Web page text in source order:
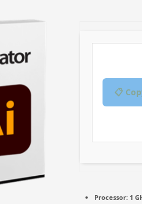
📋
Processor:1